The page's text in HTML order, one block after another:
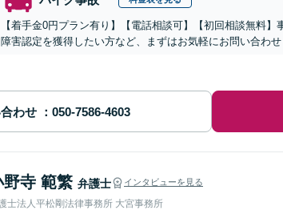
【着手金0円プラン有り】【電話相談可】【初回相談無料
障害認定を獲得したい方など、まずはお気軽にお問い合わせ
わせ
野寺 範繁 弁護士 インタビューを見る
士法人平松剛法律事務所 大宮事務所